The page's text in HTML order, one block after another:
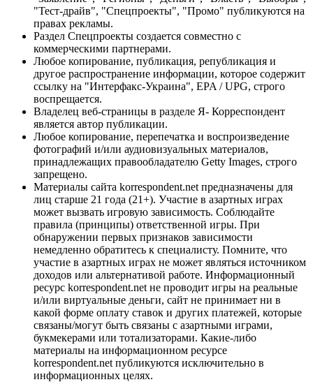
"Тест-драйв", "Спецпроекты", "Промо" публикуются на
правах рекламы.
Раздел Спецпроекты создается совместно с
коммерческими партнерами.
Любое копирование, публикация, републикация и
другое распространение информации, которое содержит
ссылку на "Интерфакс-Украина", EPA / UPG, строго
воспрещается.
Владелец веб-страницы в разделе Я- Корреспондент
является автор публикации.
Любое копирование, перепечатка и воспроизведение
фотографий и/или аудиовизуальных материалов,
принадлежащих правообладателю Getty Images, строго
запрещено.
Материалы сайта korrespondent.net предназначены для
лиц старше 21 года (21+). Участие в азартных играх
может вызвать игровую зависимость. Соблюдайте
правила (принципы) ответственной игры. При
обнаружении первых признаков зависимости
немедленно обратитесь к специалисту. Помните, что
участие в азартных играх не может являться источником
доходов или альтернативой работе. Информационный
ресурс korrespondent.net не проводит игры на реальные
и/или виртуальные деньги, сайт не принимает ни в
какой форме оплату ставок и других платежей, которые
связаны/могут быть связаны с азартными играми,
букмекерами или тотализаторами. Какие-либо
материалы на информационном ресурсе
korrespondent.net публикуются исключительно в
информационных целях.